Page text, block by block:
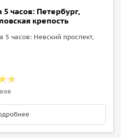
часов: Петербург,
крепость
5 часов: Невский проспект,